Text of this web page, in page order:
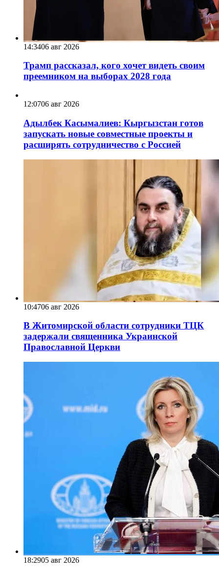
14:3406 авг 2026
Трамп рассказал, кого хочет видеть своим
преемником на выборах 2028 года
12:0706 авг 2026
Адылбек Касымалиев: Кыргызстан готов
запускать новые совместные проекты и
расширять сотрудничество с Россией
10:4706 авг 2026
В Житомирской области сотрудники ТЦК
задержали священника Украинской
Православной Церкви
18:2905 авг 2026